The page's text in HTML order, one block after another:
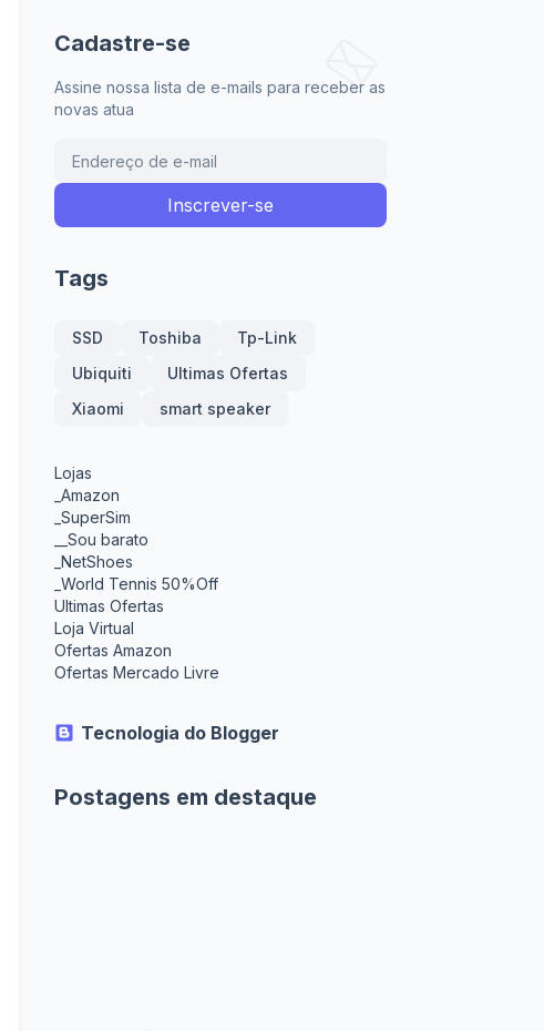
Cadastre-se
Assine nossa lista de e-mails para receber as
novas atua
Tags
SSD Toshiba
Tp-Link
Ubiquiti
Ultimas Ofertas
Xiaomi
smart speaker
Lojas
_Amazon
_SuperSim
__Sou barato
_NetShoes
_World Tennis 50%Off
Ultimas Ofertas
Loja Virtual
Ofertas Amazon
Ofertas Mercado Livre
Tecnologia do Blogger
Postagens em destaque